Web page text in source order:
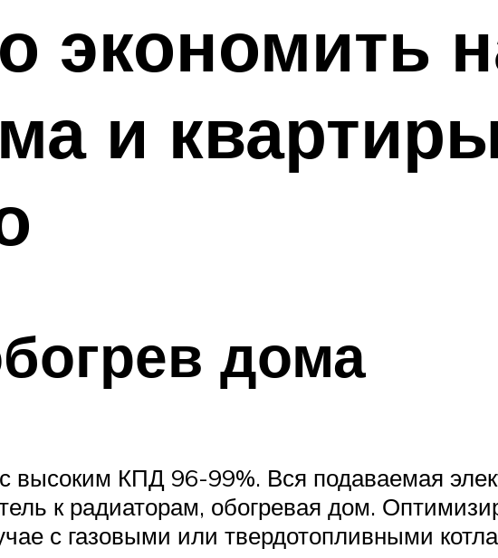
экономить
и
дома
высоким КПД 96-99%. Вся подаваемая
к радиаторам, обогревая дом.
с газовыми или твердотопливными